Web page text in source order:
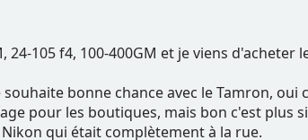
24-105 f4, 100-400GM et je viens d'acheter
bonne chance avec le Tamron,
pour les boutiques, mais bon c'est plus
qui était complètement à la rue.